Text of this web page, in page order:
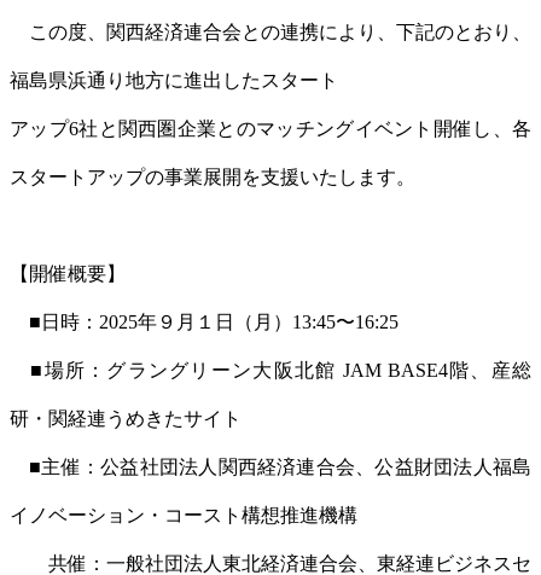
この度、関西経済連合会との連携により、下記のとおり、
福島県浜通り地方に進出したスタート
アップ6社と関西圏企業とのマッチングイベント開催し、各
スタートアップの事業展開を支援いたします。
【開催概要】
■日時：2025年９月１日（月）13:45〜16:25
■場所：グラングリーン大阪北館 JAM BASE4階、産総
研・関経連うめきたサイト
■主催：公益社団法人関西経済連合会、公益財団法人福島
イノベーション・コースト構想推進機構
共催：一般社団法人東北経済連合会、東経連ビジネスセ